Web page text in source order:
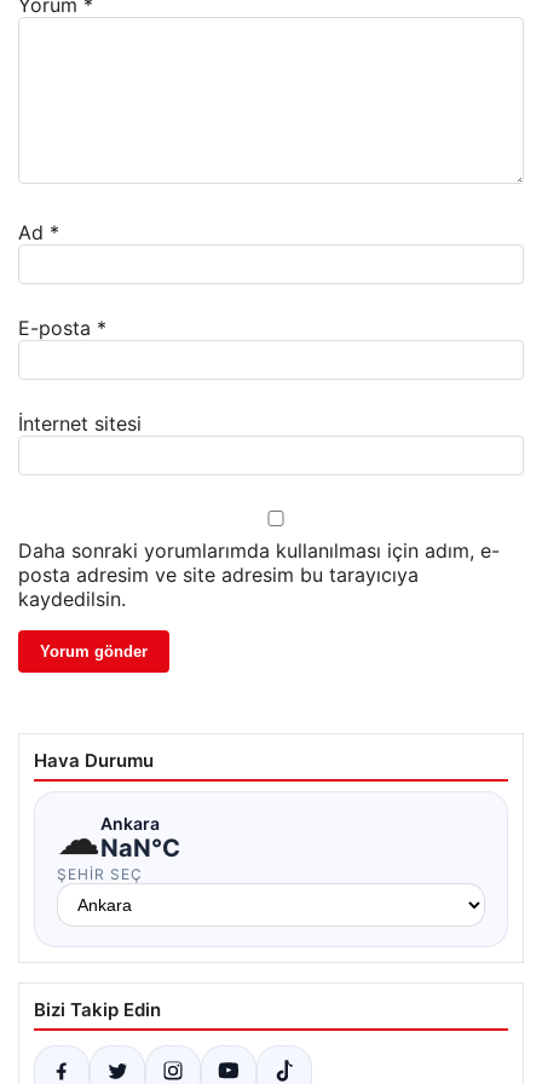
Ad *
E-posta *
İnternet sitesi
Daha sonraki yorumlarımda kullanılması için adım, e-
posta adresim ve site adresim bu tarayıcıya
kaydedilsin.
Hava Durumu
☁Ankara
NaN°C
ŞEHIR SEÇ
Bizi Takip Edin